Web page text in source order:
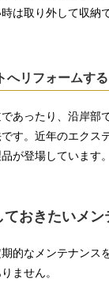
は取り外して収
へリフォームする
あったり、沿岸
す。近年のエク
が登場しています
おきたいメン
的なメンテナン
ません。